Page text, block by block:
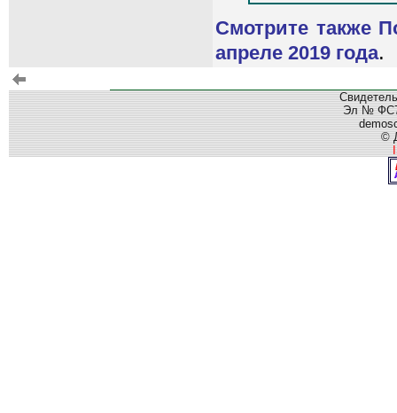
Смотрите также
апреле 2019 года.
Эл №
©